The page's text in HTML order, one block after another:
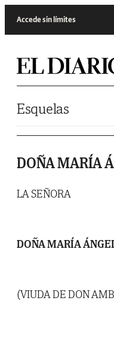
Accede sin límites
Esquelas
DOÑA MARÍA
LA SEÑORA
DOÑA MARÍA
(VIUDA DE DON